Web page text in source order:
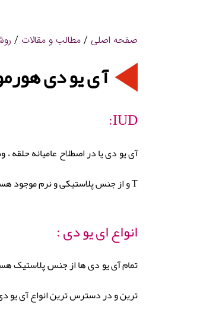
صفحه اصلی / مطالب و مقالات /
آ ی یو دی
IUD:
آی یو دی یا در اصطلاح عامیانه
T و از جنس پلاستیکی و نرم موجود هستند .
انواع ای یو دی :
تمام آی یو دی ها از جنس پلاستیک
ترین و در دسترس ترین انواع آی یو